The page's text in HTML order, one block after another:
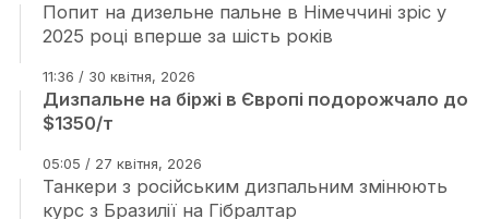
Попит на дизельне пальне в Німеччині зріс у
2025 році вперше за шість років
11:36 / 30 квітня, 2026
Дизпальне на біржі в Європі подорожчало до
$1350/т
05:05 / 27 квітня, 2026
Танкери з російським дизпальним змінюють
курс з Бразилії на Гібралтар